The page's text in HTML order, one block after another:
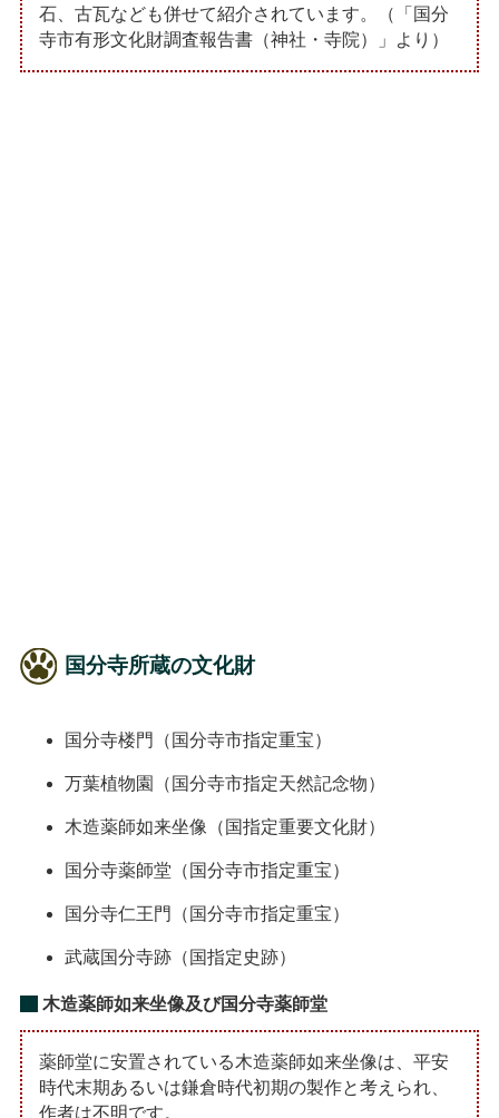
石、古瓦なども併せて紹介されています。（「国分
寺市有形文化財調査報告書（神社・寺院）」より）
国分寺所蔵の文化財
国分寺楼門（国分寺市指定重宝）
万葉植物園（国分寺市指定天然記念物）
木造薬師如来坐像（国指定重要文化財）
国分寺薬師堂（国分寺市指定重宝）
国分寺仁王門（国分寺市指定重宝）
武蔵国分寺跡（国指定史跡）
木造薬師如来坐像及び国分寺薬師堂
薬師堂に安置されている木造薬師如来坐像は、平安
時代末期あるいは鎌倉時代初期の製作と考えられ、
作者は不明です。